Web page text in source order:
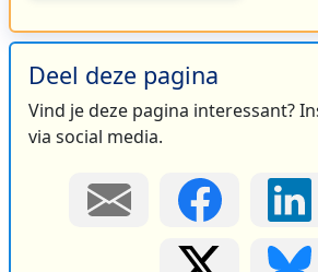
Deel deze pagina
Vind je deze pagina interessant?
via social media.